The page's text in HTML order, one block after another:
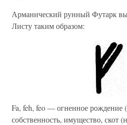
Арманический рунный Футарк
Листу таким образом:
Fa, feh, feo — огненное рождение
собственность, имущество, скот